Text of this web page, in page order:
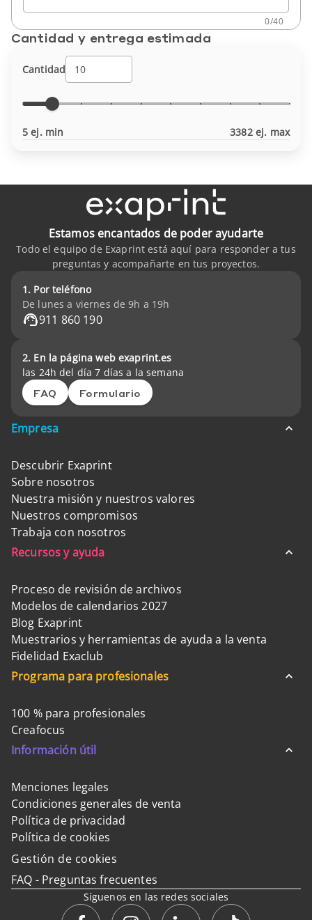
0/40
Cantidad y entrega estimada
Cantidad
5 ej. min 3382 ej. max
Estamos encantados de poder ayudarte
Todo el equipo de Exaprint está aquí para responder a tus
preguntas y acompañarte en tus proyectos.
1. Por teléfono
De lunes a viernes de 9h a 19h
911 860 190
2. En la página web exaprint.es
las 24h del día 7 días a la semana
FAQ Formulario
Empresa
Descubrir Exaprint
Sobre nosotros
Nuestra misión y nuestros valores
Nuestros compromisos
Trabaja con nosotros
Recursos y ayuda
Proceso de revisión de archivos
Modelos de calendarios 2027
Blog Exaprint
Muestrarios y herramientas de ayuda a la venta
Fidelidad Exaclub
Programa para profesionales
100 % para profesionales
Creafocus
Información útil
Menciones legales
Condiciones generales de venta
Política de privacidad
Política de cookies
Gestión de cookies
FAQ - Preguntas frecuentes
Síguenos en las redes sociales